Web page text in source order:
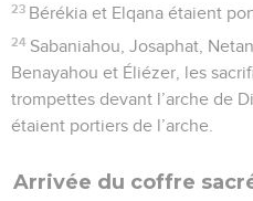
23 Bérékia et Elqana étaient
24 Sabaniahou, Josaphat,
Benayahou et Éliézer, les
trompettes devant l’arche de
étaient portiers de l’arche.
Arrivée du coffre